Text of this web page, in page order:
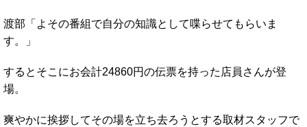
渡部「よその番組で自分の知識として喋らせてもらいま
す。」
するとそこにお会計24860円の伝票を持った店員さんが登
場。
爽やかに挨拶してその場を立ち去ろうとする取材スタッフで